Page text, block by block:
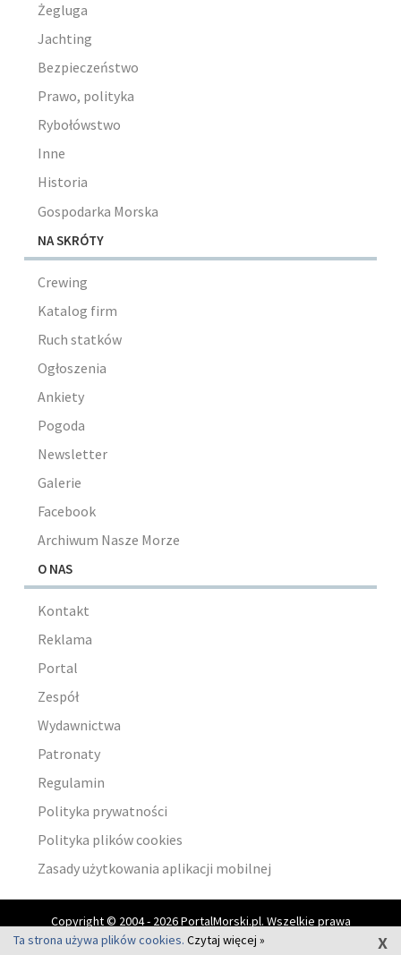
Żegluga
Jachting
Bezpieczeństwo
Prawo, polityka
Rybołówstwo
Inne
Historia
Gospodarka Morska
NA SKRÓTY
Crewing
Katalog firm
Ruch statków
Ogłoszenia
Ankiety
Pogoda
Newsletter
Galerie
Facebook
Archiwum Nasze Morze
O NAS
Kontakt
Reklama
Portal
Zespół
Wydawnictwa
Patronaty
Regulamin
Polityka prywatności
Polityka plików cookies
Zasady użytkowania aplikacji mobilnej
Copyright © 2004 - 2026 PortalMorski.pl. Wszelkie prawa
zastrzeżone.
Ta strona używa plików cookies. Czytaj więcej » x